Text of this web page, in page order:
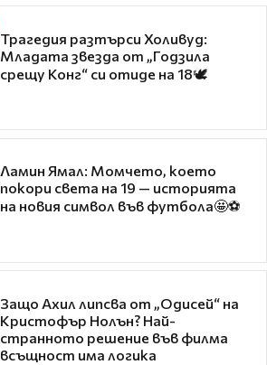
Трагедия разтърси Холивуд:
Младата звезда от „Годзила
срещу Конг“ си отиде на 18🕊️
Ламин Ямал: Момчето, което
покори света на 19 — историята
на новия символ във футбола🤩⚽
Защо Ахил липсва от „Одисей“ на
Кристофър Нолън? Най-
странното решение във филма
всъщност има логика